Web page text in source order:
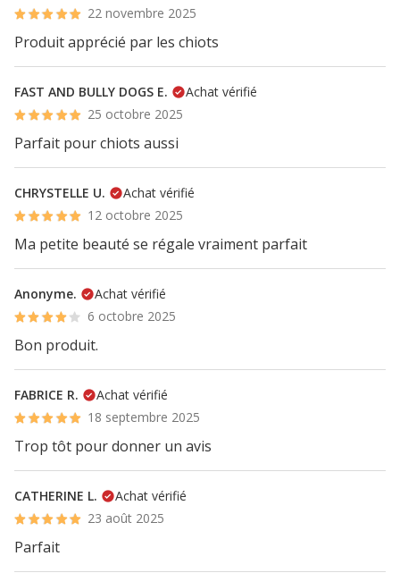
22 novembre 2025
Produit apprécié par les chiots
FAST AND BULLY DOGS E.
Achat vérifié
25 octobre 2025
Parfait pour chiots aussi
CHRYSTELLE U.
Achat vérifié
12 octobre 2025
Ma petite beauté se régale vraiment parfait
Anonyme.
Achat vérifié
6 octobre 2025
Bon produit.
FABRICE R.
Achat vérifié
18 septembre 2025
Trop tôt pour donner un avis
CATHERINE L.
Achat vérifié
23 août 2025
Parfait